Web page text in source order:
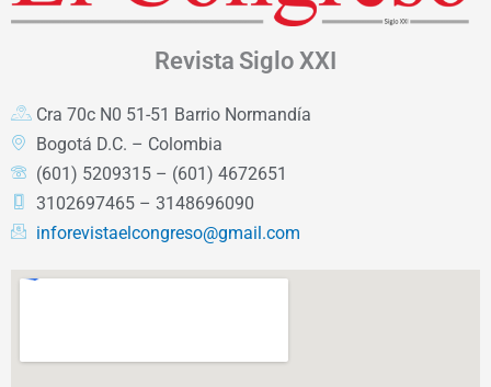
Revista Siglo XXI
Cra 70c N0 51-51 Barrio Normandía
Bogotá D.C. – Colombia
(601) 5209315 – (601) 4672651
3102697465 – 3148696090
inforevistaelcongreso@gmail.com